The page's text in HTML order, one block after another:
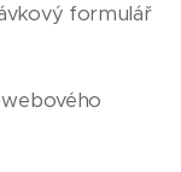
formulář